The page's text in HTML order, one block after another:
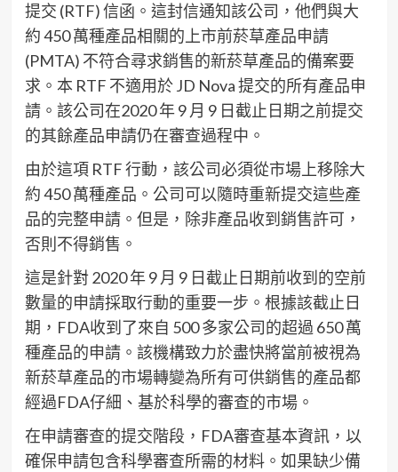
提交 (RTF) 信函。這封信通知該公司，他們與大
約 450 萬種產品相關的上市前菸草產品申請
(PMTA) 不符合尋求銷售的新菸草產品的備案要
求。本 RTF 不適用於 JD Nova 提交的所有產品申
請。該公司在2020 年 9 月 9 日截止日期之前提交
的其餘產品申請仍在審查過程中。
由於這項 RTF 行動，該公司必須從市場上移除大
約 450 萬種產品。公司可以隨時重新提交這些產
品的完整申請。但是，除非產品收到銷售許可，
否則不得銷售。
這是針對 2020 年 9 月 9 日截止日期前收到的空前
數量的申請採取行動的重要一步。根據該截止日
期，FDA收到了來自 500 多家公司的超過 650 萬
種產品的申請。該機構致力於盡快將當前被視為
新菸草產品的市場轉變為所有可供銷售的產品都
經過FDA仔細、基於科學的審查的市場。
在申請審查的提交階段，FDA審查基本資訊，以
確保申請包含科學審查所需的材料。如果缺少備